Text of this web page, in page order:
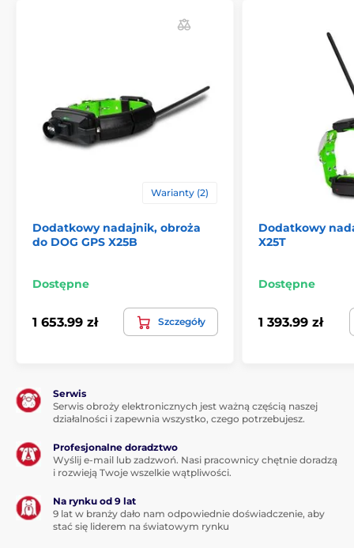
Warianty (2)
Dodatkowy nadajnik, obroża
do DOG GPS X25B
Dostępne
1 653.99 zł Szczegóły
Dodatkowy
X25T
Dostępne
1 393.99 zł
Serwis
Serwis obroży elektronicznych jest ważną częścią naszej
działalności i zapewnia wszystko, czego potrzebujesz.
Profesjonalne doradztwo
Wyślij e-mail lub zadzwoń. Nasi pracownicy chętnie doradzą
i rozwieją Twoje wszelkie wątpliwości.
Na rynku od 9 lat
9 lat w branży dało nam odpowiednie doświadczenie, aby
stać się liderem na światowym rynku